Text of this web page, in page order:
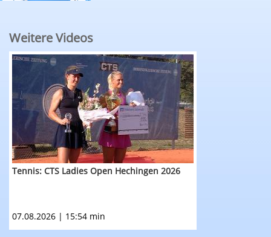
Weitere Videos
RTF.1 - Sportmagazin vom 7. August 2025:
Tennis: CTS Ladies Open Hechingen 2026
07.08.2026 | 15:54 min